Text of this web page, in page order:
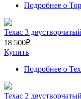
Подробнее о
Техас 3 двустворчатый
18 500₽
Купить
Подробнее о
Техас 2 двустворчатый